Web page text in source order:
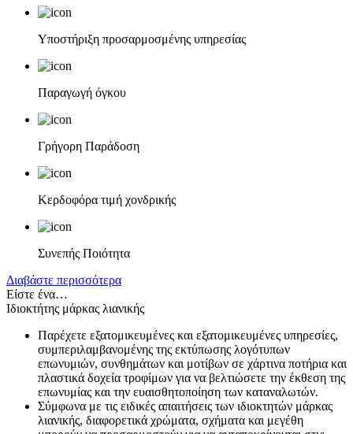
Υποστήριξη προσαρμοσμένης υπηρεσίας
Παραγωγή όγκου
Γρήγορη Παράδοση
Κερδοφόρα τιμή χονδρικής
Συνεπής Ποιότητα
Διαβάστε περισσότερα
Είστε ένα…
Ιδιοκτήτης μάρκας λιανικής
Παρέχετε εξατομικευμένες και εξατομικευμένες υπηρεσίες,
συμπεριλαμβανομένης της εκτύπωσης λογότυπων
επωνυμιών, συνθημάτων και μοτίβων σε χάρτινα ποτήρια και
πλαστικά δοχεία τροφίμων για να βελτιώσετε την έκθεση της
επωνυμίας και την ευαισθητοποίηση των καταναλωτών.
Σύμφωνα με τις ειδικές απαιτήσεις των ιδιοκτητών μάρκας
λιανικής, διαφορετικά χρώματα, σχήματα και μεγέθη